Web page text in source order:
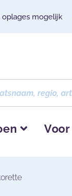
oplages mogelijk